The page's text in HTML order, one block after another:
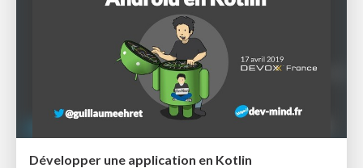
Développer une application en Kotlin